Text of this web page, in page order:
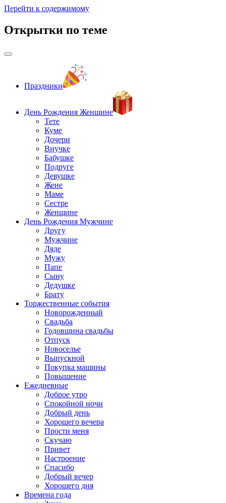
Перейти к содержимому
Открытки по теме
Праздники
День Рождения Женщине
Тете
Куме
Дочери
Внучке
Бабушке
Подруге
Девушке
Жене
Маме
Сестре
Женщине
День Рождения Мужчине
Другу
Мужчине
Дяде
Мужу
Папе
Сыну
Дедушке
Брату
Торжественные события
Новорожденный
Свадьба
Годовщина свадьбы
Отпуск
Новоселье
Выпускной
Покупка машины
Повышение
Ежедневные
Доброе утро
Спокойной ночи
Добрый день
Хорошего вечера
Прости меня
Скучаю
Привет
Настроение
Спасибо
Добрый вечер
Хорошего дня
Времена года